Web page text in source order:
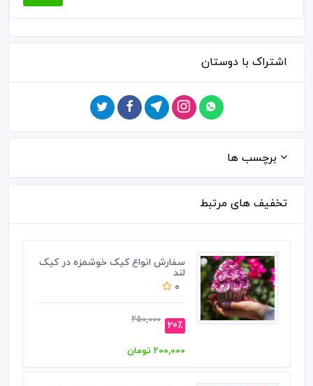
اشتراک با دوستان
برچسب ها
تخفیف های مرتبط
سفارش انواع کیک خوشمزه در کیک
لند
0
20٪ 250,000
200,000 تومان